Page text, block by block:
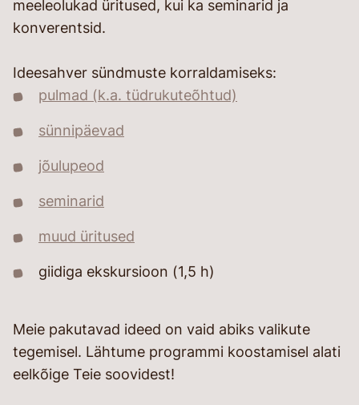
meeleolukad üritused, kui ka seminarid ja
konverentsid.
Ideesahver sündmuste korraldamiseks:
pulmad (k.a. tüdrukuteõhtud)
sünnipäevad
jõulupeod
seminarid
muud üritused
giidiga ekskursioon (1,5 h)
Meie pakutavad ideed on vaid abiks valikute
tegemisel. Lähtume programmi koostamisel alati
eelkõige Teie soovidest!